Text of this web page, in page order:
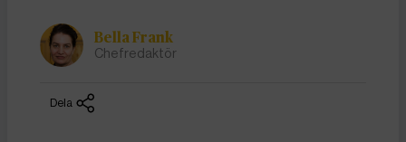
Bella Frank
Chefredaktör
Dela